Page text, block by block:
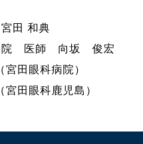
田 和典
院 医師 向坂 俊宏
田眼科病院）
田眼科鹿児島）